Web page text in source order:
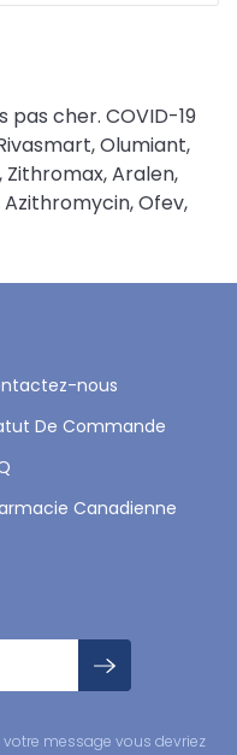
cher. COVID-19
Olumiant,
Aralen,
Ofev,
nous
De Commande
Canadienne
message vous devriez